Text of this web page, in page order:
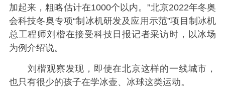
加起来，粗略估计在1000个以内。”北京2022年冬奥
会科技冬奥专项“制冰机研发及应用示范”项目制冰机
总工程师刘楷在接受科技日报记者采访时，以冰场
为例介绍说。
刘楷观察发现，即使在北京这样的一线城市，
也只有很少的孩子在学冰壶、冰球这类运动。